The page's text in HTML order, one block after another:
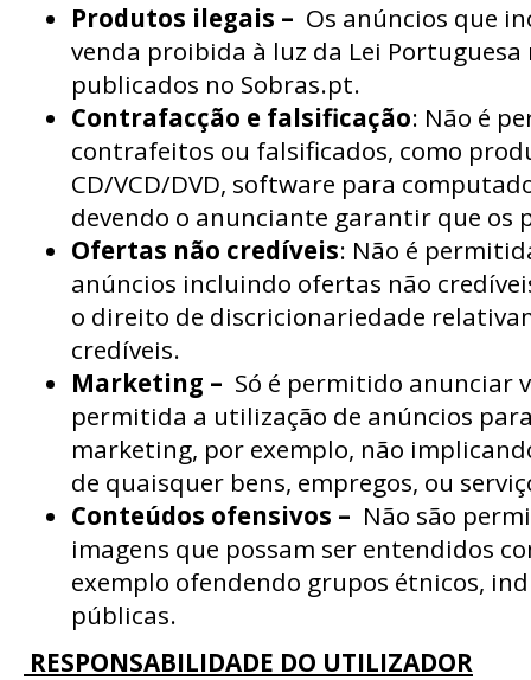
Produtos ilegais – Os anúncios que
venda proibida à luz da Lei Portuguesa
publicados no Sobras.pt.
Contrafacção e falsificação: Não é
contrafeitos ou falsificados, como
CD/VCD/DVD, software para
devendo o anunciante garantir que os
Ofertas não credíveis: Não é
anúncios incluindo ofertas não
o direito de discricionariedade
credíveis.
Marketing – Só é permitido anunciar
permitida a utilização de anúncios
marketing, por exemplo, não
de quaisquer bens, empregos, ou
Conteúdos ofensivos – Não são
imagens que possam ser entendidos
exemplo ofendendo grupos étnicos,
públicas.
RESPONSABILIDADE DO UTILIZADOR